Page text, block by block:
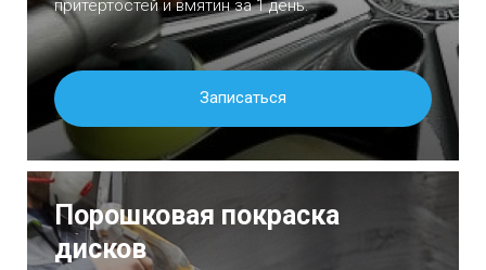
притертостей и вмятин за 1 день.
Записаться
Порошковая покраска
дисков